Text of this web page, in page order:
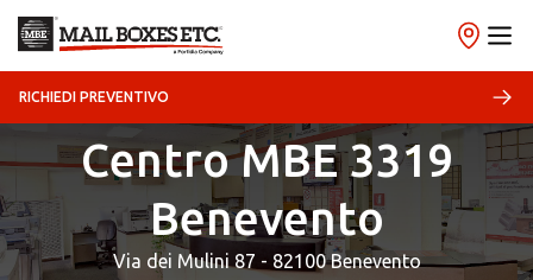
RICHIEDI PREVENTIVO
Centro MBE 3319
Benevento
Via dei Mulini 87 - 82100 Benevento